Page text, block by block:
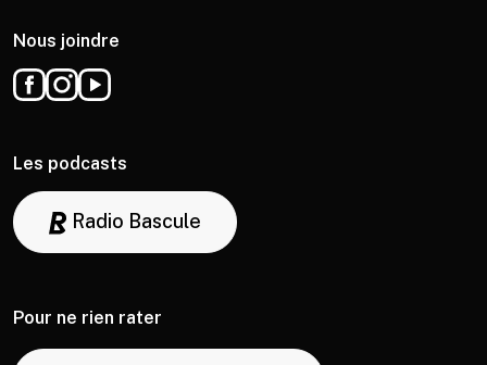
Nous joindre
Les podcasts
Radio Bascule
Pour ne rien rater